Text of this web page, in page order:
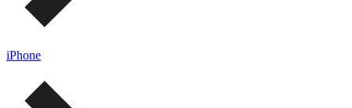
iPhone